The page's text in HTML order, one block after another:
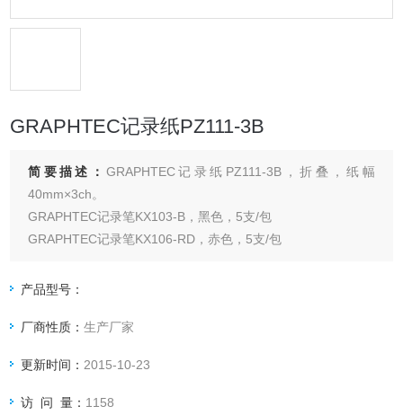
GRAPHTEC记录纸PZ111-3B
简要描述：GRAPHTEC记录纸PZ111-3B，折叠，纸幅
40mm×3ch。
GRAPHTEC记录笔KX103-B，黑色，5支/包
GRAPHTEC记录笔KX106-RD，赤色，5支/包
GRAPHTEC记录笔KX104-R，赤色（2ch），5支/包
产品型号：
厂商性质：生产厂家
更新时间： 2015-10-23
访 问 量： 1158